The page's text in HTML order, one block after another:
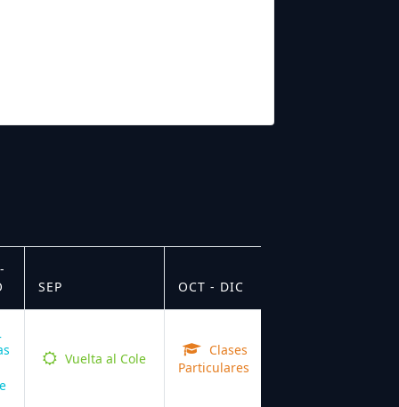
SEP OCT - DIC
Vuelta al Cole
Clases
Particulares